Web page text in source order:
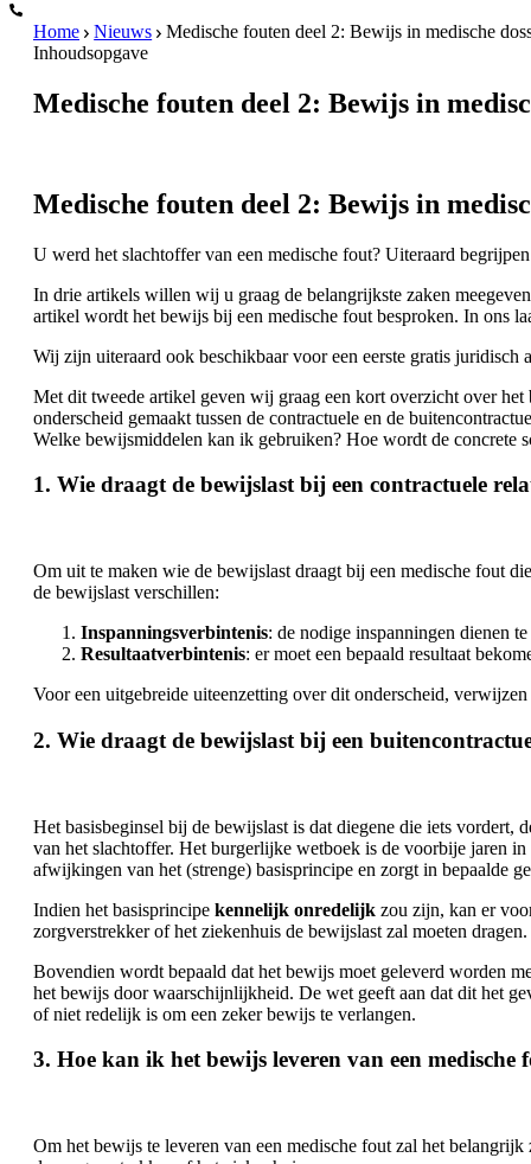
Home Nieuws
Medische fouten deel 2: Bewijs in medische
Inhoudsopgave
Medische fouten deel 2: Bewijs in
Medische fouten deel 2: Bewijs in
U werd het slachtoffer van een medische fout? Uiteraard
In drie artikels willen wij u graag de belangrijkste zaken
artikel wordt het bewijs bij een medische fout besproken. In ons
Wij zijn uiteraard ook beschikbaar voor een eerste gratis
Met dit tweede artikel geven wij graag een kort overzicht over
onderscheid gemaakt tussen de contractuele en de
Welke bewijsmiddelen kan ik gebruiken? Hoe wordt de concrete
1. Wie draagt de bewijslast bij een contractuele
Om uit te maken wie de bewijslast draagt bij een medische fout
de bewijslast verschillen:
Inspanningsverbintenis: de nodige inspanningen dienen
Resultaatverbintenis: er moet een bepaald resultaat
Voor een uitgebreide uiteenzetting over dit onderscheid,
2. Wie draagt de bewijslast bij een
Het basisbeginsel bij de bewijslast is dat diegene die iets vordert,
van het slachtoffer. Het burgerlijke wetboek is de voorbije jaren
afwijkingen van het (strenge) basisprincipe en zorgt in bepaalde
Indien het basisprincipe kennelijk onredelijk zou zijn, kan er
zorgverstrekker of het ziekenhuis de bewijslast zal moeten dragen.
Bovendien wordt bepaald dat het bewijs moet geleverd worden
het bewijs door waarschijnlijkheid. De wet geeft aan dat dit het
of niet redelijk is om een zeker bewijs te verlangen.
3. Hoe kan ik het bewijs leveren van een medische
Om het bewijs te leveren van een medische fout zal het